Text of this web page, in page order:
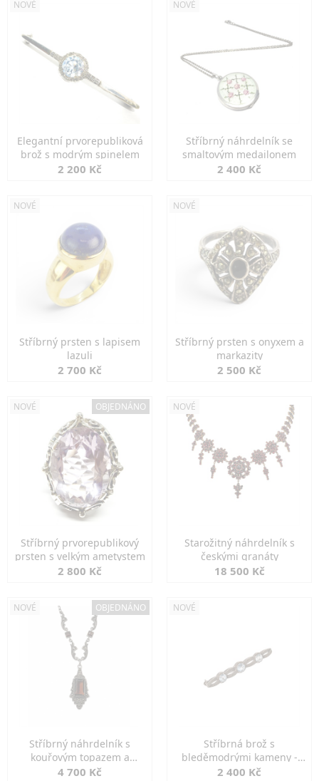
NOVÉ
Elegantní prvorepubliková
brož s modrým spinelem
2 200 Kč
NOVÉ
Stříbrný náhrdelník se
smaltovým medailonem
2 400 Kč
NOVÉ
Stříbrný prsten s lapisem
lazuli
2 700 Kč
NOVÉ
Stříbrný prsten s onyxem a
markazity
2 500 Kč
NOVÉ OBJEDNÁNO
Stříbrný prvorepublikový
prsten s velkým ametystem
2 800 Kč
NOVÉ
Starožitný náhrdelník s
českými granáty
18 500 Kč
NOVÉ OBJEDNÁNO
Stříbrný náhrdelník s
kouřovým topazem a
markazity
4 700 Kč
NOVÉ
Stříbrná brož s
bleděmodrými kameny -
jemná elegance
2 400 Kč